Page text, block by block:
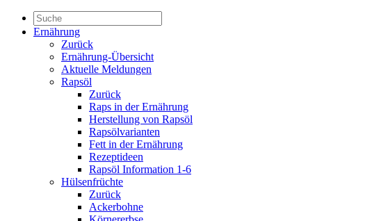
Ernährung
Zurück
Ernährung-Übersicht
Aktuelle Meldungen
Rapsöl
Zurück
Raps in der Ernährung
Herstellung von Rapsöl
Rapsölvarianten
Fett in der Ernährung
Rezeptideen
Rapsöl Information 1-6
Hülsenfrüchte
Zurück
Ackerbohne